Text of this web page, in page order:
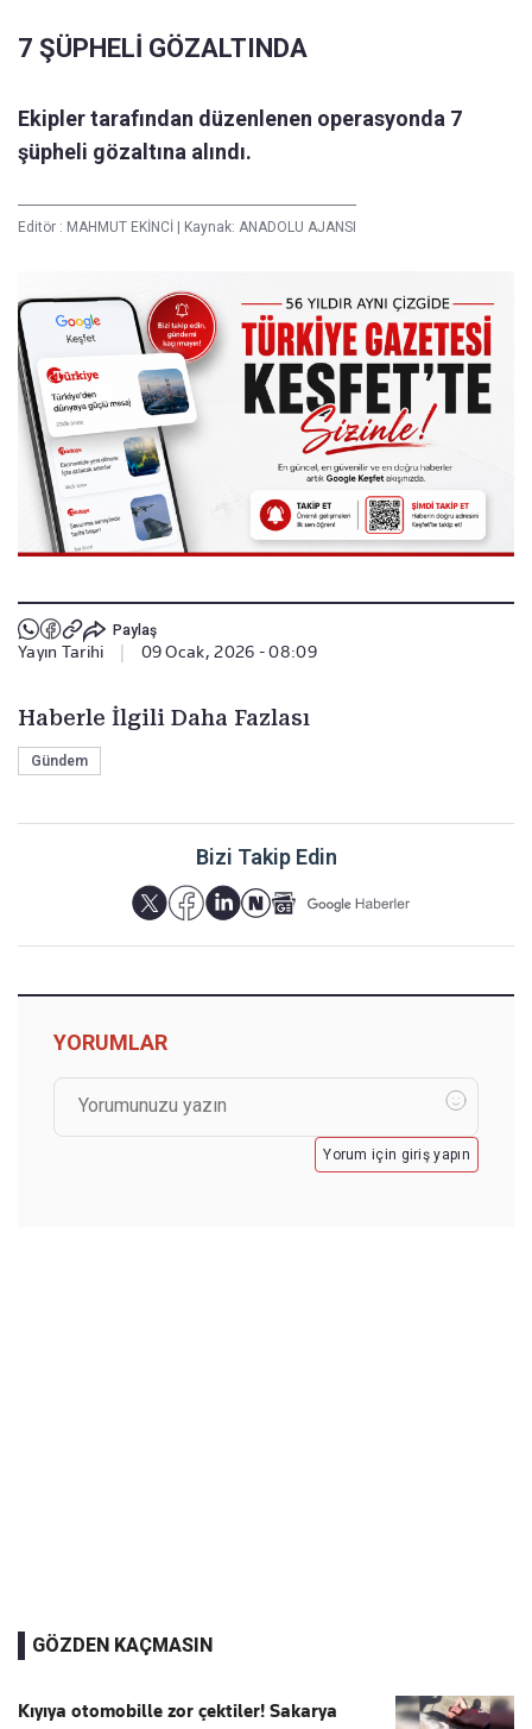
7 ŞÜPHELİ GÖZALTINDA
Ekipler tarafından düzenlenen operasyonda 7
şüpheli gözaltına alındı.
Editör : MAHMUT EKİNCİ Kaynak: ANADOLU AJANSI
Paylaş
Yayın Tarihi 09 Ocak, 2026 - 08:09
Haberle İlgili Daha Fazlası
Gündem
Bizi Takip Edin
YORUMLAR
Yorum için giriş yapın
GÖZDEN KAÇMASIN
Kıyıya otomobille zor çektiler! Sakarya